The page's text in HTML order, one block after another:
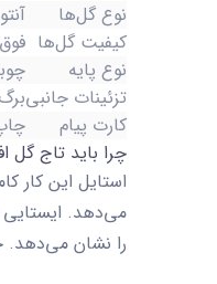
نوع گل‌ها
کیفیت گل‌ها
نوع پایه
تزئینات جانبی
کارت پیام
چرا باید تاج گل افتتاحیه کد 66 را
استایل این کار
می‌دهد.
را نشان